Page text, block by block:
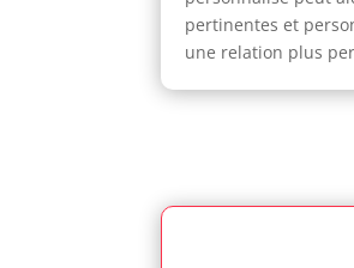
pertinentes et
une relation plus